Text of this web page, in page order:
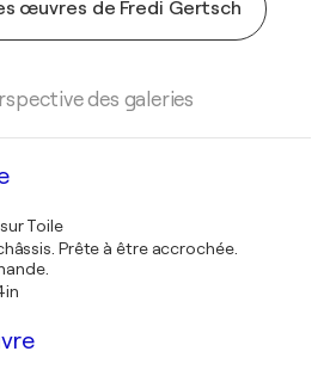
œuvres de Fredi Gertsch
des galeries
Toile
Prête à être accrochée.